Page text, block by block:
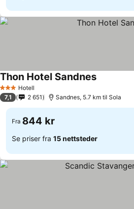
3 StjernerHotell
Thon Hotel Sandnes
7,1 2 651 Sandnes, 5.7 km til Sola
Fra 844 kr
Se priser fra 15 nettsteder